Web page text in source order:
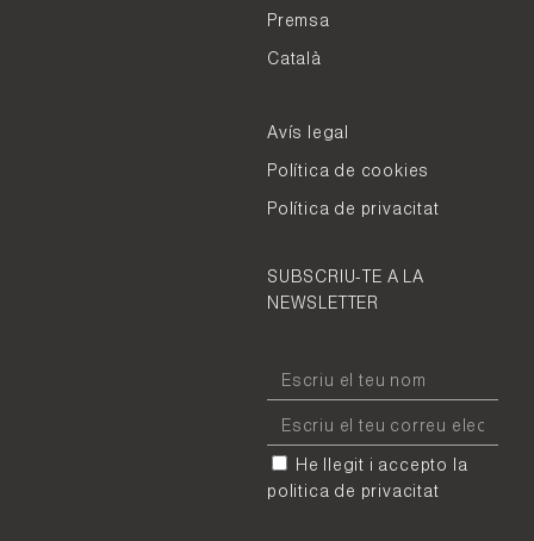
Premsa
Català
Avís legal
Política de cookies
Política de privacitat
SUBSCRIU-TE A LA
NEWSLETTER
He llegit i accepto la
politica de privacitat